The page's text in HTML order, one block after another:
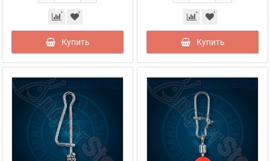
Купить Купить